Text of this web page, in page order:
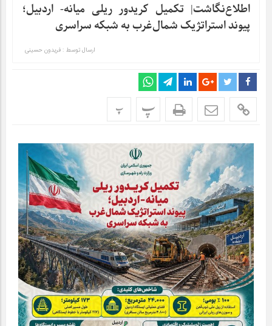
اطلاع‌نگاشت| تکمیل کریدور ریلی میانه- اردبیل؛
پیوند استراتژیک شمال‌غرب به شبکه سراسری
ارسال توسط : فریدون حسینی
پ پ